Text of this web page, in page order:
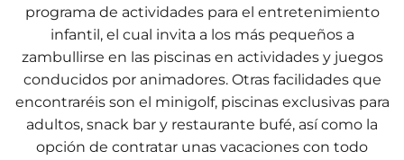
programa de actividades para el entretenimiento
infantil, el cual invita a los más pequeños a
zambullirse en las piscinas en actividades y juegos
conducidos por animadores. Otras facilidades que
encontraréis son el minigolf, piscinas exclusivas para
adultos, snack bar y restaurante bufé, así como la
opción de contratar unas vacaciones con todo